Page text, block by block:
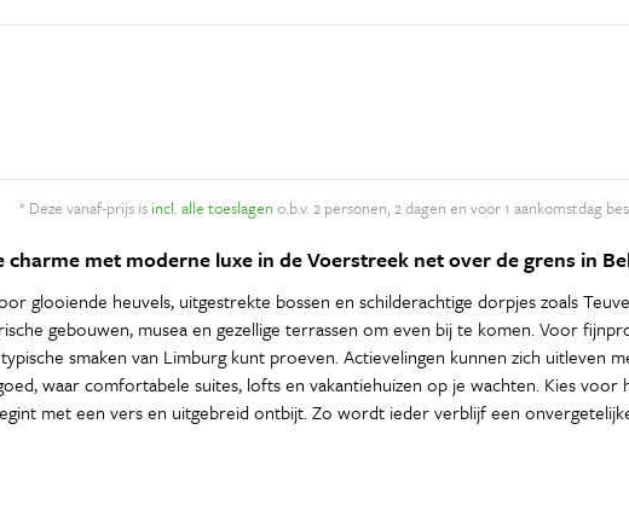
* Deze vanaf-prijs is incl. alle toeslagen o.b.v. 2 personen, 2 dagen en voor 1 aankomstdag
met moderne luxe in de Voerstreek net over de grens in
glooiende heuvels, uitgestrekte bossen en schilderachtige dorpjes zoals
gebouwen, musea en gezellige terrassen om even bij te komen. Voor
smaken van Limburg kunt proeven. Actievelingen kunnen zich uitleven
waar comfortabele suites, lofts en vakantiehuizen op je wachten. Kies voor
met een vers en uitgebreid ontbijt. Zo wordt ieder verblijf een